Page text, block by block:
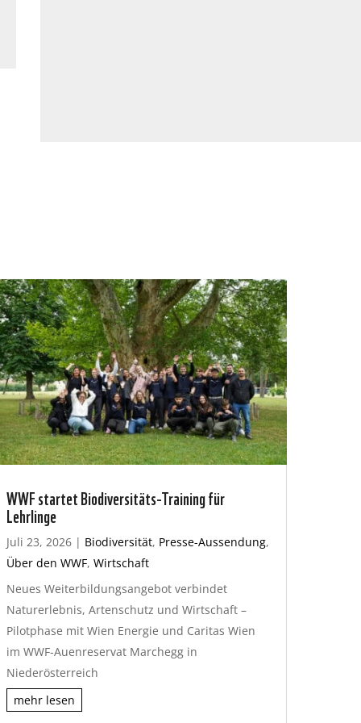
WWF startet Biodiversitäts-Training für
Lehrlinge
Juli 23, 2026| Biodiversität, Presse-Aussendung,
Über den WWF, Wirtschaft
Neues Weiterbildungsangebot verbindet
Naturerlebnis, Artenschutz und Wirtschaft –
Pilotphase mit Wien Energie und Caritas Wien
im WWF-Auenreservat Marchegg in
Niederösterreich
mehr lesen